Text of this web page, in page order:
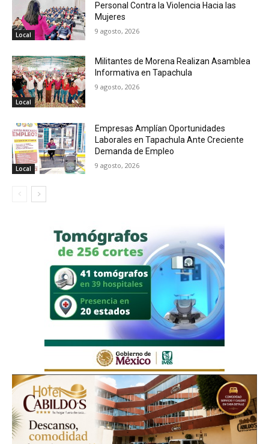
Local
Personal Contra la Violencia Hacia las
Mujeres
9 agosto, 2026
Local
Militantes de Morena Realizan Asamblea
Informativa en Tapachula
9 agosto, 2026
Local
Empresas Amplían Oportunidades
Laborales en Tapachula Ante Creciente
Demanda de Empleo
9 agosto, 2026